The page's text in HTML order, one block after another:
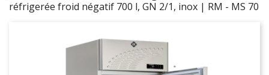
réfrigerée froid négatif 700 l, GN 2/1, inox | RM - MS 70